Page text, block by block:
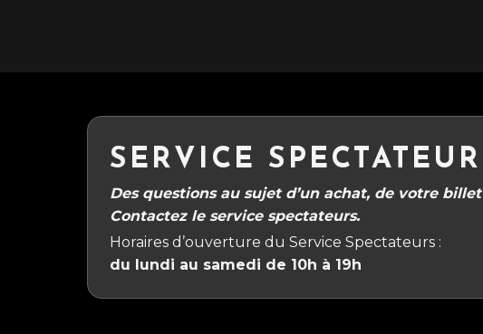
SERVICE
Des questions au sujet d’un achat, de votre billet
Contactez le service spectateurs.
Horaires d’ouverture du Service Spectateurs :
du lundi au samedi de 10h à 19h